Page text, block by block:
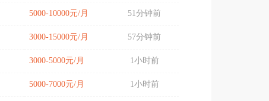
5000-10000元/月 51分钟前
3000-15000元/月 57分钟前
3000-5000元/月 1小时前
5000-7000元/月 1小时前